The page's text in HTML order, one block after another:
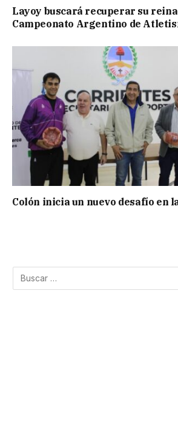
Layoy buscará recuperar su
Campeonato Argentino de
Colón inicia un nuevo desafío en